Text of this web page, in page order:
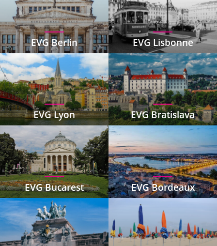
EVG Berlin EVG Lisbonne
EVG Lyon EVG Bratislava
EVG Bucarest EVG Bordeaux